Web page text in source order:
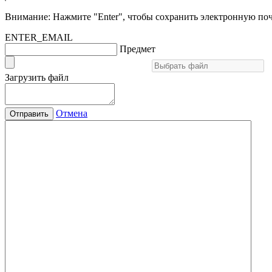
Внимание: Нажмите "Enter", чтобы сохранить электронную
ENTER_EMAIL
Предмет
Загрузить файл
Отправить Отмена